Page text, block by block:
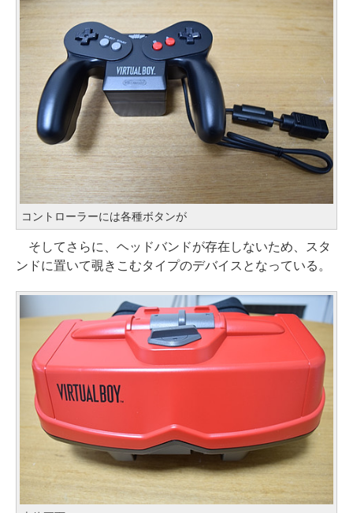
コントローラーには各種ボタンが
そしてさらに、ヘッドバンドが存在しないため、スタ
ンドに置いて覗きこむタイプのデバイスとなっている。